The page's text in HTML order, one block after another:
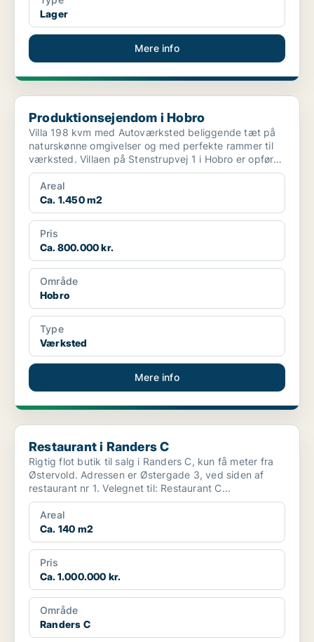
Lager
Mere info
Produktionsejendom i Hobro
Produktionsejendom i Hobro
Villa 198 kvm med Autoværksted beliggende tæt på
naturskønne omgivelser og med perfekte rammer til
værksted. Villaen på Stenstrupvej 1 i Hobro er opført
...
Areal
Ca. 1.450 m2
Pris
Ca. 800.000 kr.
Område
Hobro
Type
Værksted
Mere info
Restaurant i Randers C
Restaurant i Randers C
Rigtig flot butik til salg i Randers C, kun få meter fra
Østervold. Adressen er Østergade 3, ved siden af
restaurant nr 1. Velegnet til: Restaurant C...
Areal
Ca. 140 m2
Pris
Ca. 1.000.000 kr.
Område
Randers C